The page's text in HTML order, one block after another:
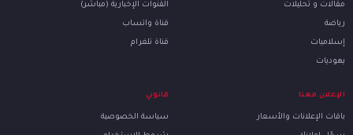
مقالات و تحليلات
رياضة
إسلاميات
يهوديات
القنوات الإخبارية (مباشر)
قناة واتساب
قناة تلغرام
الإعلان معنا
باقات الإعلانات والأسعار
قانوني
سياسة الخصوصية